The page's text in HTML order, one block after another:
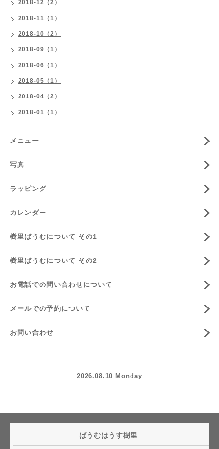
2018-12（2）
2018-11（1）
2018-10（2）
2018-09（1）
2018-06（1）
2018-05（1）
2018-04（2）
2018-01（1）
メニュー
写真
ラッピング
カレンダー
樹里ばうむについて その1
樹里ばうむについて その2
お電話での問い合わせについて
メールでの予約について
お問い合わせ
2026.08.10 Monday
ばうむはうす樹里